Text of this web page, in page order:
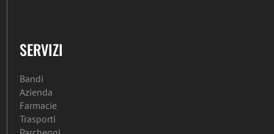
SERVIZI
Bandi
Azienda
Farmacie
Trasporti